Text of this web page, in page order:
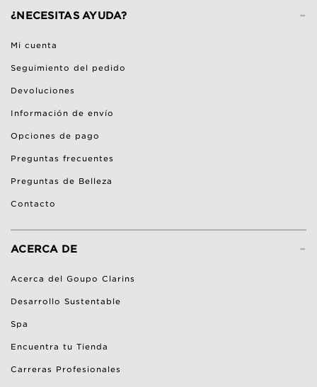
-
¿NECESITAS AYUDA?
Mi cuenta
Seguimiento del pedido
Devoluciones
Información de envío
Opciones de pago
Preguntas frecuentes
Preguntas de Belleza
Contacto
-
ACERCA DE
Acerca del Goupo Clarins
Desarrollo Sustentable
Spa
Encuentra tu Tienda
Carreras Profesionales